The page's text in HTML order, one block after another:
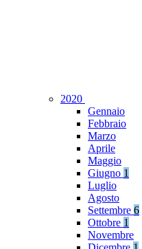
2020
Gennaio
Febbraio
Marzo
Aprile
Maggio
Giugno 1
Luglio
Agosto
Settembre 6
Ottobre 1
Novembre